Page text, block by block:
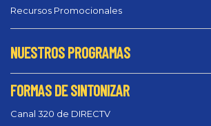
Recursos Promocionales
NUESTROS PROGRAMAS
FORMAS DE SINTONIZAR
Canal 320 de DIRECTV